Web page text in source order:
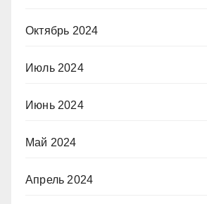
Октябрь 2024
Июль 2024
Июнь 2024
Май 2024
Апрель 2024